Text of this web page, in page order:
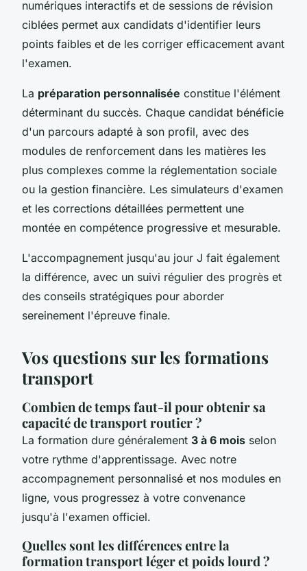
numériques interactifs et de sessions de révision
ciblées permet aux candidats d'identifier leurs
points faibles et de les corriger efficacement avant
l'examen.
La préparation personnalisée constitue l'élément
déterminant du succès. Chaque candidat bénéficie
d'un parcours adapté à son profil, avec des
modules de renforcement dans les matières les
plus complexes comme la réglementation sociale
ou la gestion financière. Les simulateurs d'examen
et les corrections détaillées permettent une
montée en compétence progressive et mesurable.
L'accompagnement jusqu'au jour J fait également
la différence, avec un suivi régulier des progrès et
des conseils stratégiques pour aborder
sereinement l'épreuve finale.
Vos questions sur les formations
transport
Combien de temps faut-il pour obtenir sa
capacité de transport routier ?
La formation dure généralement 3 à 6 mois selon
votre rythme d'apprentissage. Avec notre
accompagnement personnalisé et nos modules en
ligne, vous progressez à votre convenance
jusqu'à l'examen officiel.
Quelles sont les différences entre la
formation transport léger et poids lourd ?